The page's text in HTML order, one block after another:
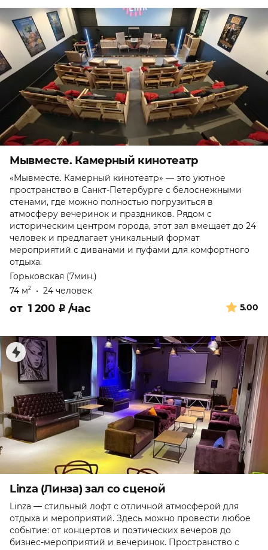
Мывместе. Камерный кинотеатр
«Мывместе. Камерный кинотеатр» — это уютное
пространство в Санкт-Петербурге с белоснежными
стенами, где можно полностью погрузиться в
атмосферу вечеринок и праздников. Рядом с
историческим центром города, этот зал вмещает до 24
человек и предлагает уникальный формат
мероприятий с диванами и пуфами для комфортного
отдыха.
Горьковская (7мин.)
74 м2 • 24 человек
5.00
от 1 200 ₽ /час
Linza (Линза) зал со сценой
Linza — стильный лофт с отличной атмосферой для
отдыха и мероприятий. Здесь можно провести любое
событие: от концертов и поэтических вечеров до
бизнес-мероприятий и вечеринок. Пространство с